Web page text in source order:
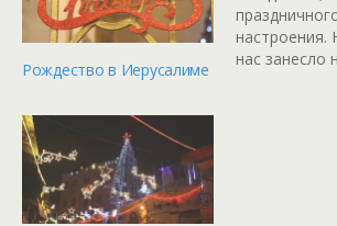
Рождество в Иерусалиме
настроения.
нас занесло